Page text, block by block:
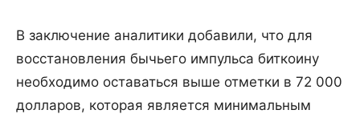
В заключение аналитики добавили, что для
восстановления бычьего импульса биткоину
необходимо оставаться выше отметки в 72 000
долларов, которая является минимальным